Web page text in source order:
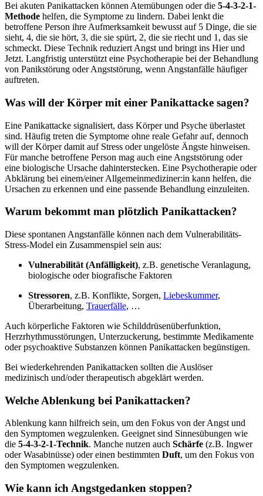
Bei akuten Panikattacken können Atemübungen oder die 5-4-3-2-1-
Methode helfen, die Symptome zu lindern. Dabei lenkt die
betroffene Person ihre Aufmerksamkeit bewusst auf 5 Dinge, die sie
sieht, 4, die sie hört, 3, die sie spürt, 2, die sie riecht und 1, das sie
schmeckt. Diese Technik reduziert Angst und bringt ins Hier und
Jetzt. Langfristig unterstützt eine Psychotherapie bei der Behandlung
von Panikstörung oder Angststörung, wenn Angstanfälle häufiger
auftreten.
Was will der Körper mit einer Panikattacke sagen?
Eine Panikattacke signalisiert, dass Körper und Psyche überlastet
sind. Häufig treten die Symptome ohne reale Gefahr auf, dennoch
will der Körper damit auf Stress oder ungelöste Ängste hinweisen.
Für manche betroffene Person mag auch eine Angststörung oder
eine biologische Ursache dahinterstecken. Eine Psychotherapie oder
Abklärung bei einem/einer Allgemeinmediziner:in kann helfen, die
Ursachen zu erkennen und eine passende Behandlung einzuleiten.
Warum bekommt man plötzlich Panikattacken?
Diese spontanen Angstanfälle können nach dem Vulnerabilitäts-
Stress-Model ein Zusammenspiel sein aus:
Vulnerabilität (Anfälligkeit), z.B. genetische Veranlagung,
biologische oder biografische Faktoren
Stressoren, z.B. Konflikte, Sorgen, Liebeskummer,
Überarbeitung, Trauerfälle, …
Auch körperliche Faktoren wie Schilddrüsenüberfunktion,
Herzrhythmusstörungen, Unterzuckerung, bestimmte Medikamente
oder psychoaktive Substanzen können Panikattacken begünstigen.
Bei wiederkehrenden Panikattacken sollten die Auslöser
medizinisch und/oder therapeutisch abgeklärt werden.
Welche Ablenkung bei Panikattacken?
Ablenkung kann hilfreich sein, um den Fokus von der Angst und
den Symptomen wegzulenken. Geeignet sind Sinnesübungen wie
die 5-4-3-2-1-Technik. Manche nutzen auch Schärfe (z.B. Ingwer
oder Wasabinüsse) oder einen bestimmten Duft, um den Fokus von
den Symptomen wegzulenken.
Wie kann ich Angstgedanken stoppen?